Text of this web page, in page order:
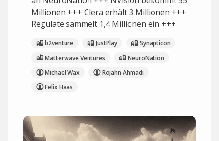
Millionen +++ Clera erhält 3 Millionen +++
Regulate sammelt 1,4 Millionen ein +++
b2venture JustPlay
Synapticon
Matterwave Ventures
NeuroNation
Michael Wax
Rojahn Ahmadi
Felix Haas